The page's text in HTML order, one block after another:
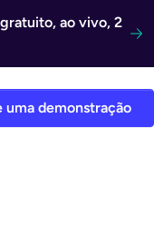
ao vivo, 2
uma demonstração